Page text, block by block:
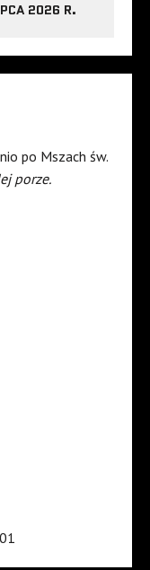
2026 R.
po Mszach św.
porze.